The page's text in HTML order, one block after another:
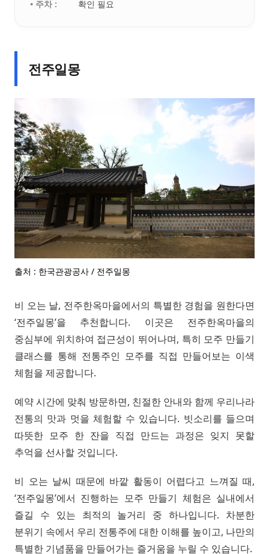
• 주차 : 확인 필요
전주일몽
출처 : 한국관광공사 / 전주일몽
비 오는 날, 전주한옥마을에서의 특별한 경험을 원한다면
‘전주일몽’을 추천합니다. 이곳은 전주한옥마을의
중심부에 위치하여 접근성이 뛰어나며, 특히 모주 만들기
클래스를 통해 전통주인 모주를 직접 만들어보는 이색
체험을 제공합니다.
예약 시간에 맞춰 방문하면, 친절한 안내와 함께 우리나라
전통의 맛과 멋을 체험할 수 있습니다. 빗소리를 들으며
따뜻한 모주 한 잔을 직접 만드는 과정은 잊지 못할
추억을 선사할 것입니다.
비 오는 날씨 때문에 바깥 활동이 어렵다고 느껴질 때,
‘전주일몽’에서 진행하는 모주 만들기 체험은 실내에서
즐길 수 있는 최적의 놀거리 중 하나입니다. 차분한
분위기 속에서 우리 전통주에 대한 이해를 높이고, 나만의
특별한 기념품을 만들어가는 즐거움을 누릴 수 있습니다.